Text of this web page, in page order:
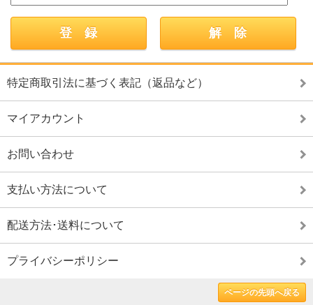
特定商取引法に基づく表記（返品など）
マイアカウント
お問い合わせ
支払い方法について
配送方法･送料について
プライバシーポリシー
ページの先頭へ戻る